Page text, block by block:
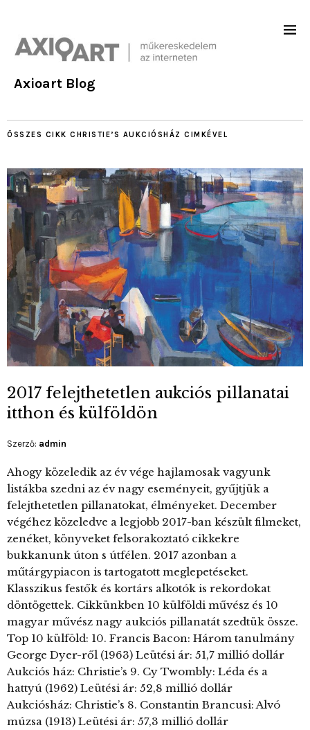
Axioart Blog
ÖSSZES CIKK CHRISTIE’S AUKCIÓSHÁZ CIMKÉVEL
2017 felejthetetlen aukciós pillanatai
itthon és külföldön
Szerző: admin
Ahogy közeledik az év vége hajlamosak vagyunk
listákba szedni az év nagy eseményeit, gyűjtjük a
felejthetetlen pillanatokat, élményeket. December
végéhez közeledve a legjobb 2017-ban készült filmeket,
zenéket, könyveket felsorakoztató cikkekre
bukkanunk úton s útfélen. 2017 azonban a
műtárgypiacon is tartogatott meglepetéseket.
Klasszikus festők és kortárs alkotók is rekordokat
döntögettek. Cikkünkben 10 külföldi művész és 10
magyar művész nagy aukciós pillanatát szedtük össze.
Top 10 külföld: 10. Francis Bacon: Három tanulmány
George Dyer-ről (1963) Leütési ár: 51,7 millió dollár
Aukciós ház: Christie’s 9. Cy Twombly: Léda és a
hattyú (1962) Leütési ár: 52,8 millió dollár
Aukciósház: Christie’s 8. Constantin Brancusi: Alvó
múzsa (1913) Leütési ár: 57,3 millió dollár